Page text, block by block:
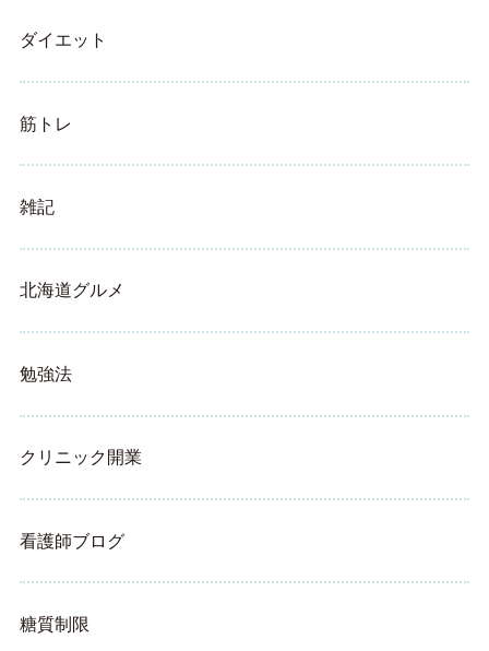
ダイエット
筋トレ
雑記
北海道グルメ
勉強法
クリニック開業
看護師ブログ
糖質制限